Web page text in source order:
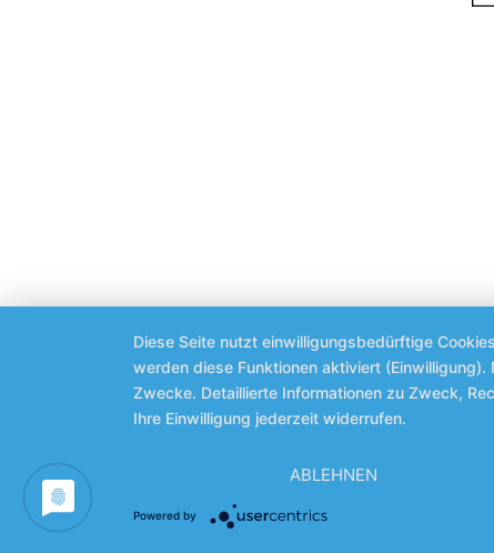
Diese Seite nutzt einwilligungsbedürftige
werden diese Funktionen aktiviert
Zwecke. Detaillierte Informationen zu Zweck,
Ihre Einwilligung jederzeit widerrufen.
ABLEHNEN
Powered by